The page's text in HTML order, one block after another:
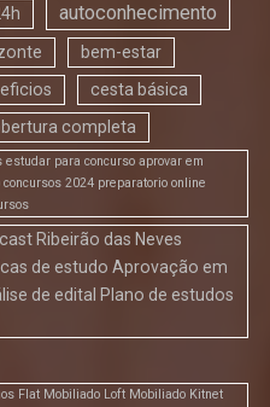
autoconhecimento
bem-estar
cesta básica
completa
para concurso aprovar em
2024 preparatorio online
Ribeirão das Neves
de estudo Aprovação em
de edital Plano de estudos
Flat Mobiliado Loft Mobiliado Kitnet